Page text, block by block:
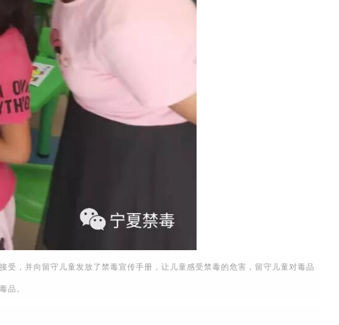
，并向留守儿童发放了禁毒宣传手册，让儿童感受禁毒的危害，留守儿童对毒品
品。